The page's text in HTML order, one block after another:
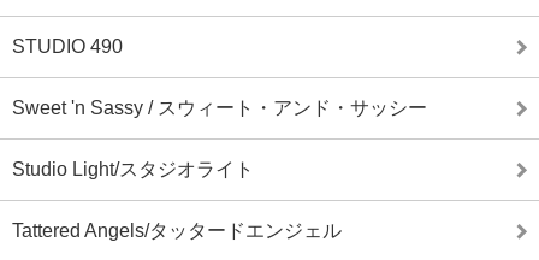
STUDIO 490
Sweet 'n Sassy / スウィート・アンド・サッシー
Studio Light/スタジオライト
Tattered Angels/タッタードエンジェル